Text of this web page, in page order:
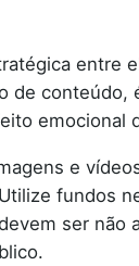
entre
de conteúdo,
emocional
e
fundos
ser não